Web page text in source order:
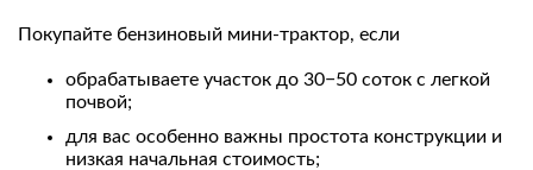
Покупайте бензиновый мини-трактор, если
обрабатываете участок до 30−50 соток с легкой
почвой;
для вас особенно важны простота конструкции и
низкая начальная стоимость;